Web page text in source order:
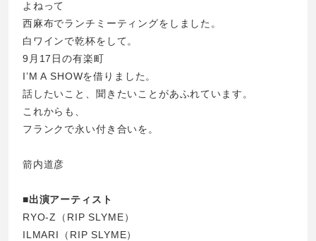
よねって
西麻布でランチミーティングをしました。
白ワインで乾杯をして。
9月17日の有楽町
I’M A SHOWを借りました。
話したいこと、聞きたいことがあふれています。
これからも、
フランクで永い付き合いを。
箭内道彦
■出演アーティスト
RYO-Z（RIP SLYME）
ILMARI（RIP SLYME）